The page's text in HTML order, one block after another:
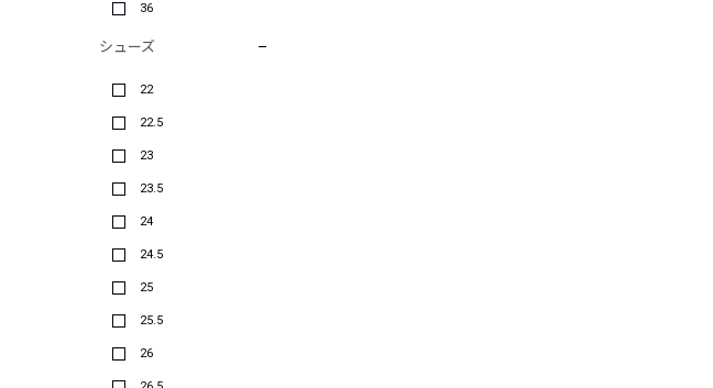
36
シューズ
22
22.5
23
23.5
24
24.5
25
25.5
26